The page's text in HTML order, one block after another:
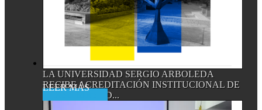
LA UNIVERSIDAD SERGIO ARBOLEDA
RECIBE ACREDITACIÓN INSTITUCIONAL DE
ALTA CALIDAD...